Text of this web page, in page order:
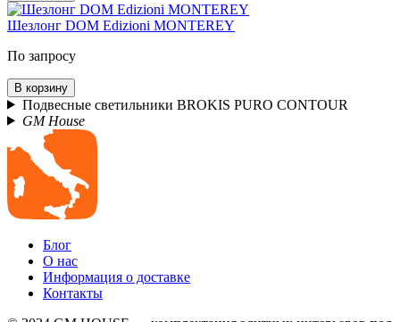
Шезлонг DOM Edizioni MONTEREY
По запросу
В корзину
Подвесные светильники BROKIS PURO CONTOUR
GM House
Блог
О нас
Информация о доставке
Контакты